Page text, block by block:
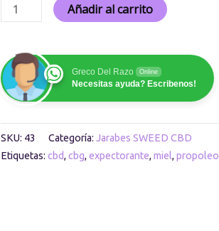
Añadir al carrito
Greco Del Razo Online
Necesitas ayuda? Escribenos!
SKU: 43 Categoría:Jarabes SWEED CBD
Etiquetas:cbd,cbg,expectorante,miel,propoleo